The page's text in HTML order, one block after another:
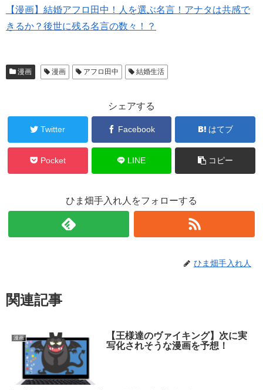
【漫画】結婚アフロ田中！人を選ぶ名言！アナタは共感で
きるか？後世に残る名言の数々！？
漫画 漫画 アフロ田中 結婚生活
シェアする
Twitter Facebook はてブ
Pocket LINE コピー
ひま畑手入れ人をフォローする
ひま畑手入れ人
関連記事
漫画
【王様達のヴァイキング】次に実
写化されそうな漫画を予想！